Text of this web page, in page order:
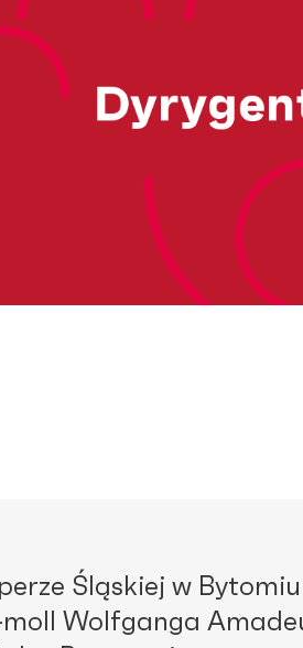
Śląskiej w Bytomiu
Wolfganga